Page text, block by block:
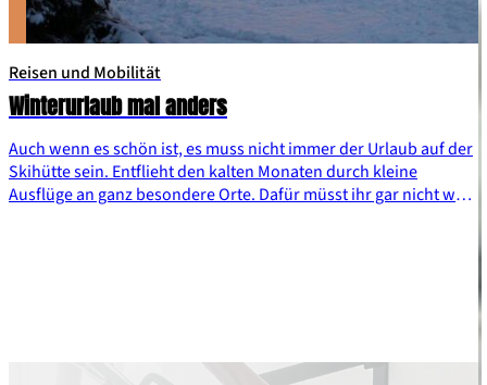
Reisen und Mobilität
Winterurlaub mal anders
Auch wenn es schön ist, es muss nicht immer der Urlaub auf der
Skihütte sein. Entflieht den kalten Monaten durch kleine
Ausflüge an ganz besondere Orte. Dafür müsst ihr gar nicht weit